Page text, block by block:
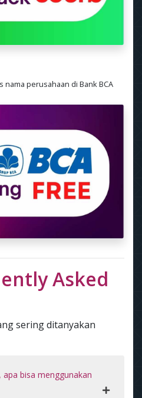
perusahaan di Bank BCA
Asked
sering ditanyakan
bisa menggunakan